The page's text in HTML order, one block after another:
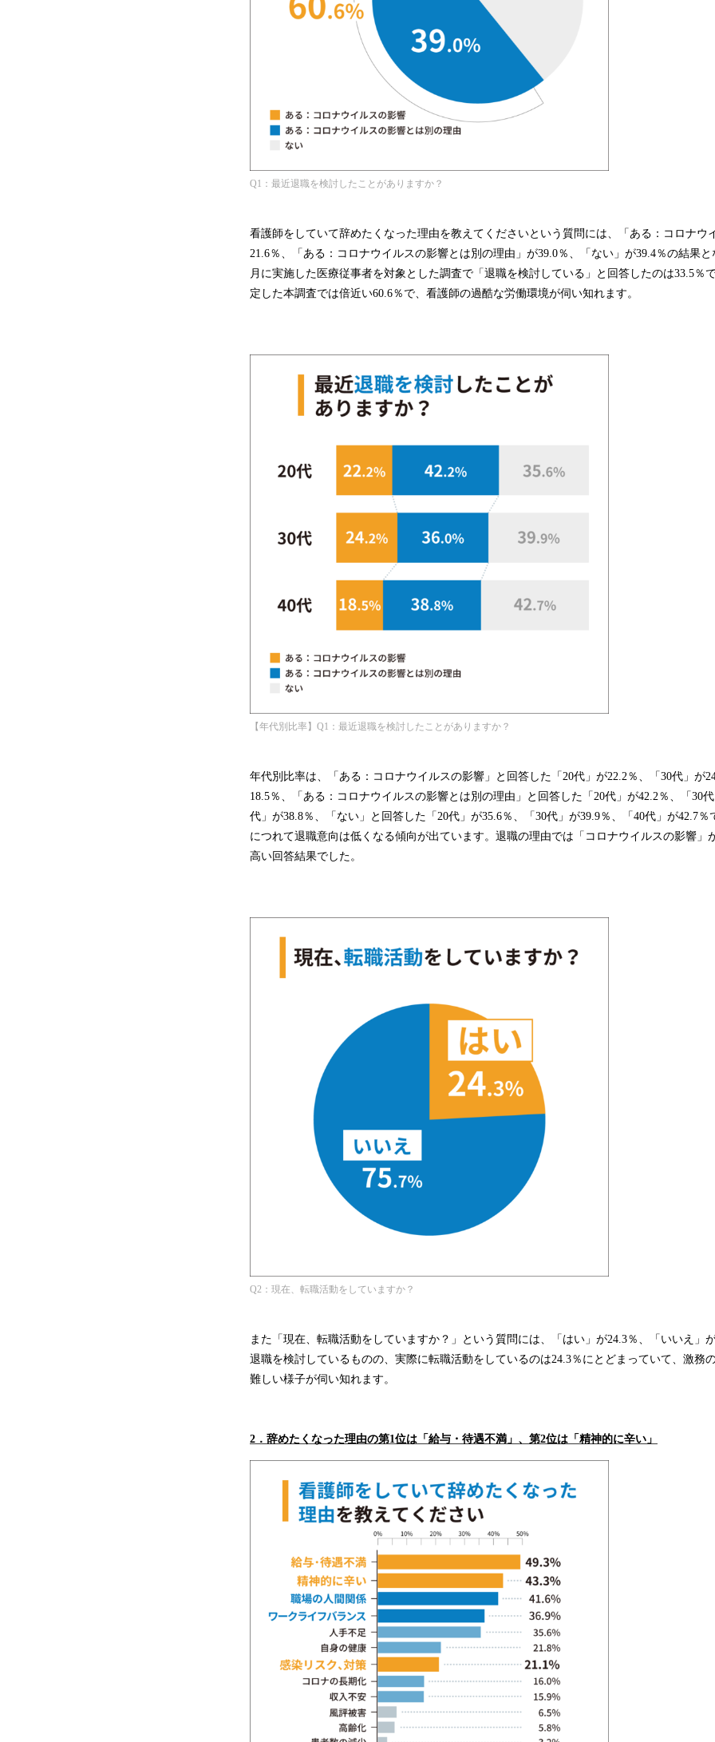
Q1：最近退職を検討したことがありますか？
看護師をしていて辞めたくなった理由を教えてくださいという質問には、「ある：コロナウ
21.6％、「ある：コロナウイルスの影響とは別の理由」が39.0％、「ない」が39.4％の結果と
月に実施した医療従事者を対象とした調査で「退職を検討している」と回答したのは33.5％
定した本調査では倍近い60.6％で、看護師の過酷な労働環境が伺い知れます。
【年代別比率】Q1：最近退職を検討したことがありますか？
年代別比率は、「ある：コロナウイルスの影響」と回答した「20代」が22.2％、「30代」が
18.5％、「ある：コロナウイルスの影響とは別の理由」と回答した「20代」が42.2％、「30
代」が38.8％、「ない」と回答した「20代」が35.6％、「30代」が39.9％、「40代」が42.7
につれて退職意向は低くなる傾向が出ています。退職の理由では「コロナウイルスの影響」
高い回答結果でした。
Q2：現在、転職活動をしていますか？
また「現在、転職活動をしていますか？」という質問には、「はい」が24.3％、「いいえ」
退職を検討しているものの、実際に転職活動をしているのは24.3％にとどまっていて、激務
難しい様子が伺い知れます。
2 ． 辞めたくなった理由の第1位は「給与・待遇不満」、第2位は「精神的に辛い」